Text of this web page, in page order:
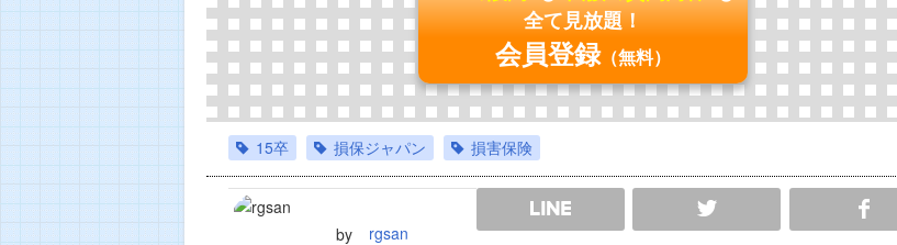
全て見放題！
会員登録（無料）
15卒 損保ジャパン 損害保険
by rgsan
LINE SHARE